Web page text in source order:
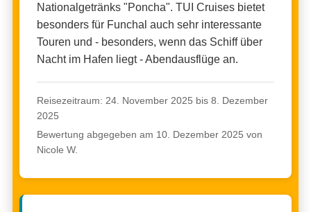
Nationalgetränks "Poncha". TUI Cruises bietet
besonders für Funchal auch sehr interessante
Touren und - besonders, wenn das Schiff über
Nacht im Hafen liegt - Abendausflüge an.
Reisezeitraum: 24. November 2025 bis 8. Dezember
2025
Bewertung abgegeben am 10. Dezember 2025 von
Nicole W.